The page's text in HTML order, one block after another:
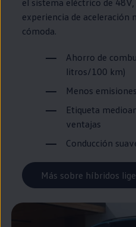
el sistema eléctrico de
experiencia de aceleración
cómoda.
Ahorro de
litros/100 km)
Menos emisiones
Etiqueta
ventajas
Conducción
Más sobre híbridos